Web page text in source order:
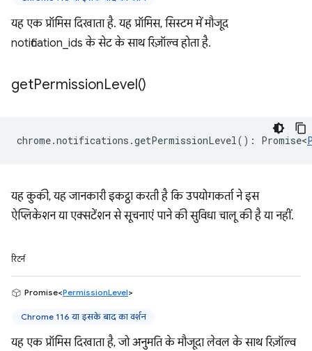
यह एक प्रॉमिस दिखाता है. यह प्रॉमिस, सिस्टम में मौजूद
notification_ids के सेट के साथ रिज़ॉल्व होता है.
getPermissionLevel()
chrome.notifications .getPermissionLevel() : Promise<
यह कुकी, यह जानकारी इकट्ठा करती है कि उपयोगकर्ता ने इस
ऐप्लिकेशन या एक्सटेंशन से सूचनाएं पाने की सुविधा चालू की है या नहीं.
रिटर्न
Promise<PermissionLevel>
Chrome 116 या इसके बाद का वर्शन
यह एक प्रॉमिस दिखाता है, जो अनुमति के मौजूदा लेवल के साथ रिज़ॉल्व